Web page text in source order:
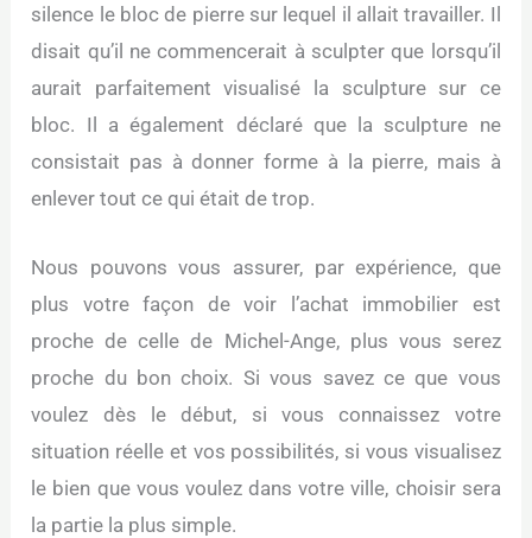
silence le bloc de pierre sur lequel il allait travailler. Il
disait qu’il ne commencerait à sculpter que lorsqu’il
aurait parfaitement visualisé la sculpture sur ce
bloc. Il a également déclaré que la sculpture ne
consistait pas à donner forme à la pierre, mais à
enlever tout ce qui était de trop.
Nous pouvons vous assurer, par expérience, que
plus votre façon de voir l’achat immobilier est
proche de celle de Michel-Ange, plus vous serez
proche du bon choix. Si vous savez ce que vous
voulez dès le début, si vous connaissez votre
situation réelle et vos possibilités, si vous visualisez
le bien que vous voulez dans votre ville, choisir sera
la partie la plus simple.